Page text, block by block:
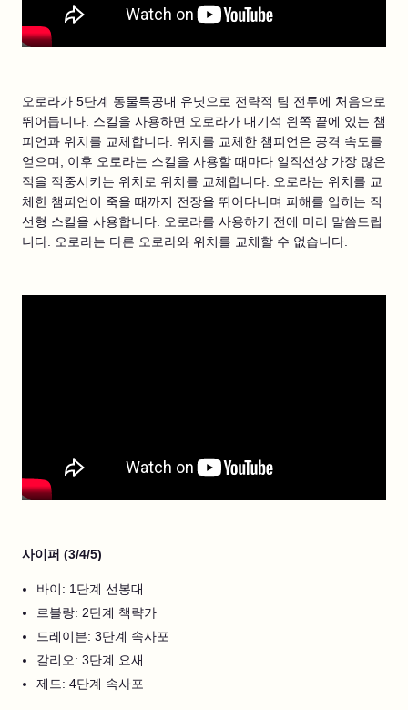
오로라가 5단계 동물특공대 유닛으로 전략적 팀 전투에 처음으로
뛰어듭니다. 스킬을 사용하면 오로라가 대기석 왼쪽 끝에 있는 챔
피언과 위치를 교체합니다. 위치를 교체한 챔피언은 공격 속도를
얻으며, 이후 오로라는 스킬을 사용할 때마다 일직선상 가장 많은
적을 적중시키는 위치로 위치를 교체합니다. 오로라는 위치를 교
체한 챔피언이 죽을 때까지 전장을 뛰어다니며 피해를 입히는 직
선형 스킬을 사용합니다. 오로라를 사용하기 전에 미리 말씀드립
니다. 오로라는 다른 오로라와 위치를 교체할 수 없습니다.
사이퍼 (3/4/5)
바이: 1단계 선봉대
르블랑: 2단계 책략가
드레이븐: 3단계 속사포
갈리오: 3단계 요새
제드: 4단계 속사포